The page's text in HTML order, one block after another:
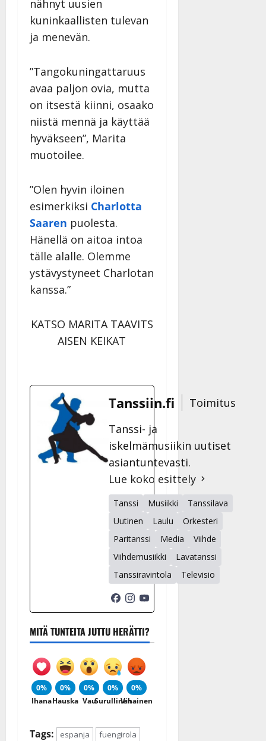
nähnyt uusien
kuninkaallisten tulevan
ja menevän.
”Tangokuningattaruus
avaa paljon ovia, mutta
on itsestä kiinni, osaako
niistä mennä ja käyttää
hyväkseen”, Marita
muotoilee.
”Olen hyvin iloinen
esimerkiksi Charlotta
Saaren puolesta.
Hänellä on aitoa intoa
tälle alalle. Olemme
ystävystyneet Charlotan
kanssa.”
KATSO MARITA TAAVITS
AISEN KEIKAT
Tanssiin.fi
Toimitus
Tanssi- ja
iskelmämusiikin uutiset
asiantuntevasti.
Lue koko esittely
Tanssi Musiikki
Tanssilava
Uutinen
Laulu
Orkesteri
Paritanssi
Media
Viihde
Viihdemusiikki
Lavatanssi
Tanssiravintola
Televisio
MITÄ TUNTEITA JUTTU HERÄTTI?
0%
Ihana
0%
Hauska
0%
Vau
0%
Surullinen
0%
Vihainen
Tags: espanja
fuengirola